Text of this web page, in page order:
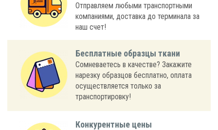
Отправляем любыми транспортными
компаниями, доставка до терминала за
наш счет!
Бесплатные образцы ткани
Сомневаетесь в качестве? Закажите
нарезку образцов бесплатно, оплата
осуществляется только за
транспортировку!
Конкурентные цены